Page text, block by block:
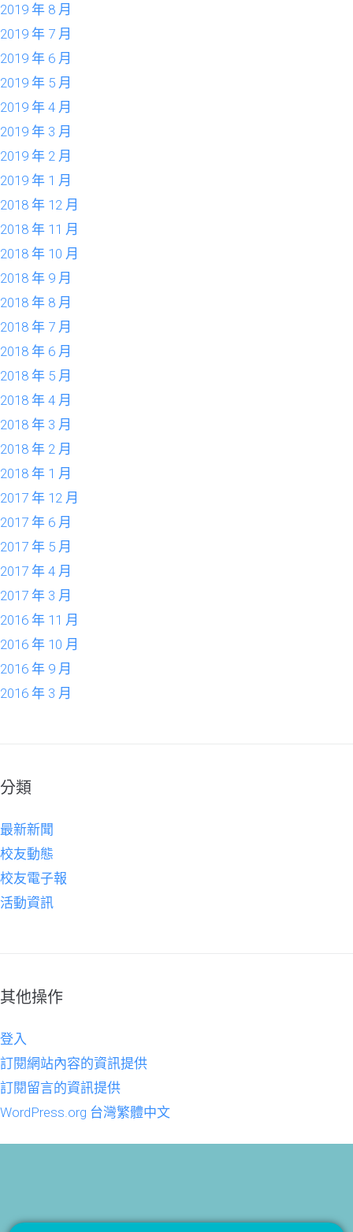
2019 年 8 月
2019 年 7 月
2019 年 6 月
2019 年 5 月
2019 年 4 月
2019 年 3 月
2019 年 2 月
2019 年 1 月
2018 年 12 月
2018 年 11 月
2018 年 10 月
2018 年 9 月
2018 年 8 月
2018 年 7 月
2018 年 6 月
2018 年 5 月
2018 年 4 月
2018 年 3 月
2018 年 2 月
2018 年 1 月
2017 年 12 月
2017 年 6 月
2017 年 5 月
2017 年 4 月
2017 年 3 月
2016 年 11 月
2016 年 10 月
2016 年 9 月
2016 年 3 月
分類
最新新聞
校友動態
校友電子報
活動資訊
其他操作
登入
訂閱網站內容的資訊提供
訂閱留言的資訊提供
WordPress.org 台灣繁體中文